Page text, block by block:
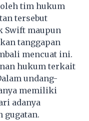
tim hukum
tersebut
Swift maupun
tanggapan
mencuat ini.
hukum terkait
undang-
memiliki
adanya
gugatan.